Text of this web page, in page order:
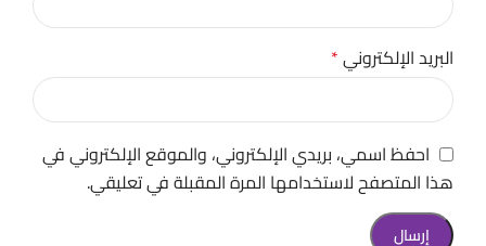
البريد الإلكتروني*
احفظ اسمي، بريدي الإلكتروني، والموقع الإلكتروني في
هذا المتصفح لاستخدامها المرة المقبلة في تعليقي.